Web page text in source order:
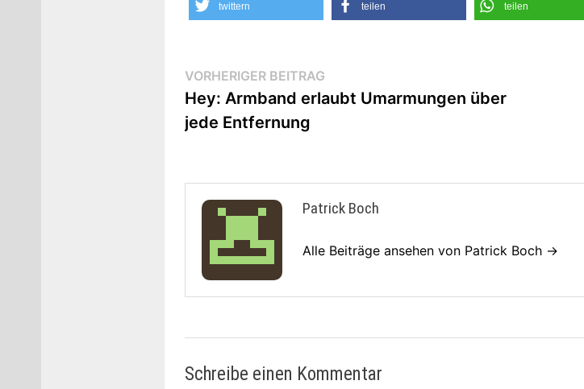
twittern teilen teilen
Beitrags-
Navigation
VORHERIGER BEITRAGVorheriger
Beitrag:
Hey: Armband erlaubt Umarmungen über
jede Entfernung
Patrick Boch
Alle Beiträge ansehen von Patrick Boch →
Schreibe einen Kommentar